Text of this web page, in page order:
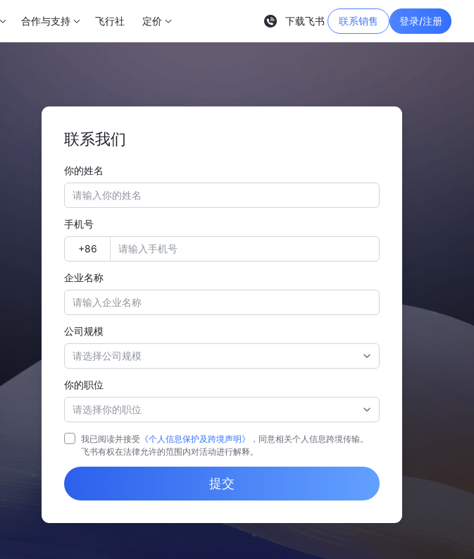
合作与支持 飞行社 定价 下载飞书 联系销售 登录/注册
联系我们
你的姓名
手机号
企业名称
公司规模
请选择公司规模
你的职位
请选择你的职位
我已阅读并接受 《个人信息保护及跨境声明》
，同意相关个人信息跨境传输。
飞书有权在法律允许的范围内对活动进行解释。
提交